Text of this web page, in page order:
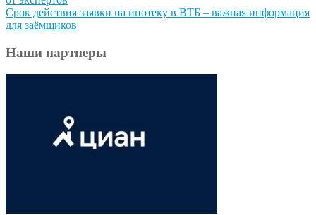
Срок действия заявки на ипотеку в ВТБ – важная информация
для заёмщиков
Наши партнеры